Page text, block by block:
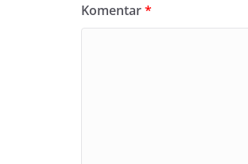
Komentar*